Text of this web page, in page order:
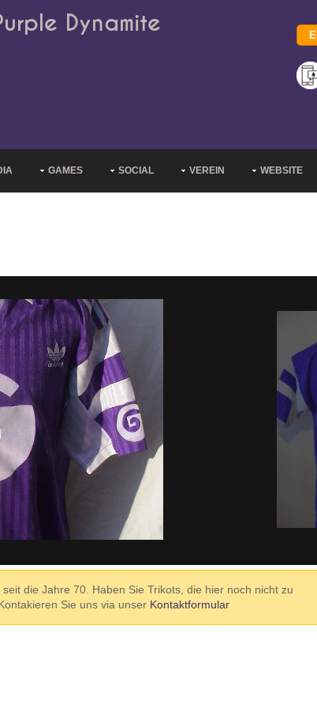
Dynamite
GAMES SOCIAL VEREIN WEBSITE
die Jahre 70. Haben Sie Trikots, die hier noch nicht zu
Sie uns via unser Kontaktformular